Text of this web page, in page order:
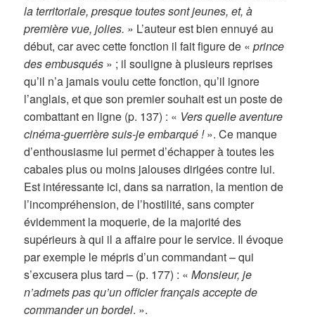
la territoriale, presque toutes sont jeunes, et, à
première vue, jolies. » L’auteur est bien ennuyé au
début, car avec cette fonction il fait figure de «prince
des embusqués » ; il souligne à plusieurs reprises
qu’il n’a jamais voulu cette fonction, qu’il ignore
l’anglais, et que son premier souhait est un poste de
combattant en ligne (p. 137) : « Vers quelle aventure
cinéma-guerrière suis-je embarqué !». Ce manque
d’enthousiasme lui permet d’échapper à toutes les
cabales plus ou moins jalouses dirigées contre lui.
Est intéressante ici, dans sa narration, la mention de
l’incompréhension, de l’hostilité, sans compter
évidemment la moquerie, de la majorité des
supérieurs à qui il a affaire pour le service. Il évoque
par exemple le mépris d’un commandant – qui
s’excusera plus tard – (p. 177) : «Monsieur, je
n’admets pas qu’un officier français accepte de
commander un bordel. ».